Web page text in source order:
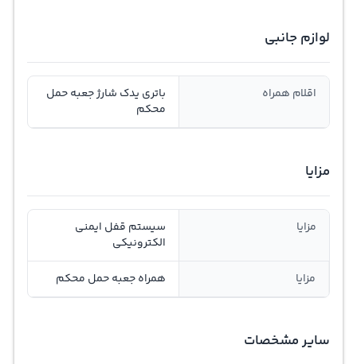
لوازم جانبی
اقلام همراه
باتری یدک شارژ جعبه حمل
محکم
مزایا
مزایا
سیستم قفل ایمنی
الکترونیکی
مزایا همراه جعبه حمل محکم
سایر مشخصات